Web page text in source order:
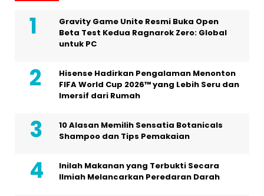
Gravity Game Unite Resmi Buka Open
Beta Test Kedua Ragnarok Zero: Global
untuk PC
Hisense Hadirkan Pengalaman Menonton
FIFA World Cup 2026™ yang Lebih Seru dan
Imersif dari Rumah
10 Alasan Memilih Sensatia Botanicals
Shampoo dan Tips Pemakaian
Inilah Makanan yang Terbukti Secara
Ilmiah Melancarkan Peredaran Darah